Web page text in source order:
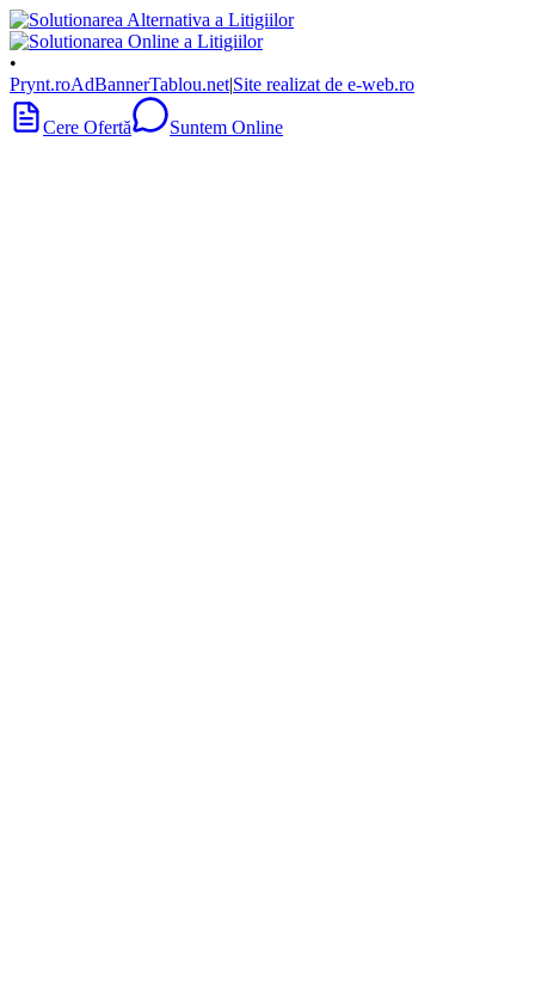
•
Prynt.roAdBannerTablou.net|Site realizat de e-web.ro
Cere Ofertă Suntem Online